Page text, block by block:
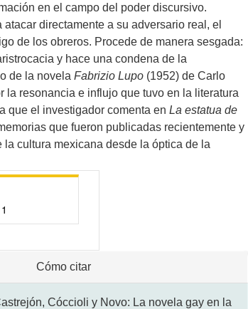
en el campo del poder discursivo.
directamente a su adversario real, el
de los obreros. Procede de manera sesgada:
y hace una condena de la
de la novela Fabrizio Lupo(1952) de Carlo
la resonancia e influjo que tuvo en la literatura
que el investigador comenta en La estatua de
que fueron publicadas recientemente y
cultura mexicana desde la óptica de la
1
Cómo citar
Cóccioli y Novo: La novela gay en la